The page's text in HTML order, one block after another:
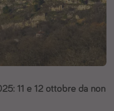
11 e 12 ottobre da non